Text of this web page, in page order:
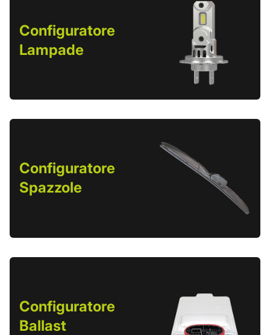
Configuratore
Lampade
Configuratore
Spazzole
Configuratore
Ballast